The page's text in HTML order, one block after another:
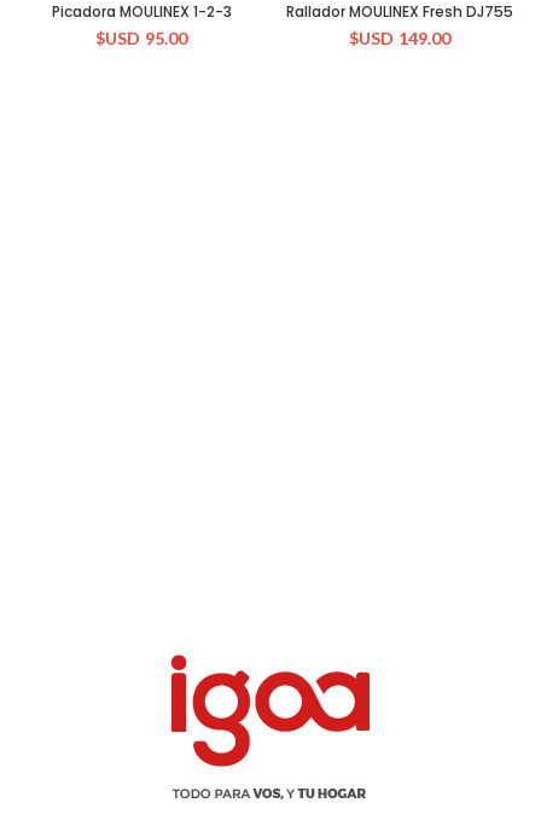
Picadora MOULINEX 1-2-3
$USD 95.00
Rallador MOULINEX Fresh DJ755
$USD 149.00